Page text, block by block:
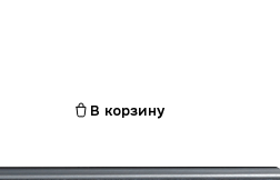
В корзину